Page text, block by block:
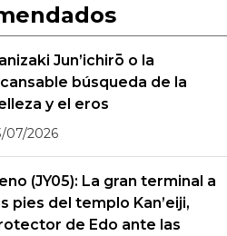
Jun’ichirō o la
búsqueda de la
y el eros
07/2026
(JY05): La gran terminal a
pies del templo Kan’eiji,
de Edo ante las